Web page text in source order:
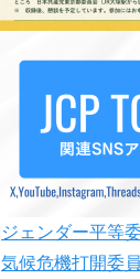
ジェンダー平等
気候危機打開委